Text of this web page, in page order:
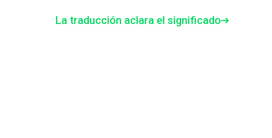
La traducción aclara el significado